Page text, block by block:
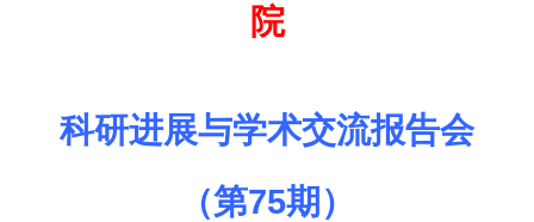
院
科研进展与学术交流报告会
（第75期）